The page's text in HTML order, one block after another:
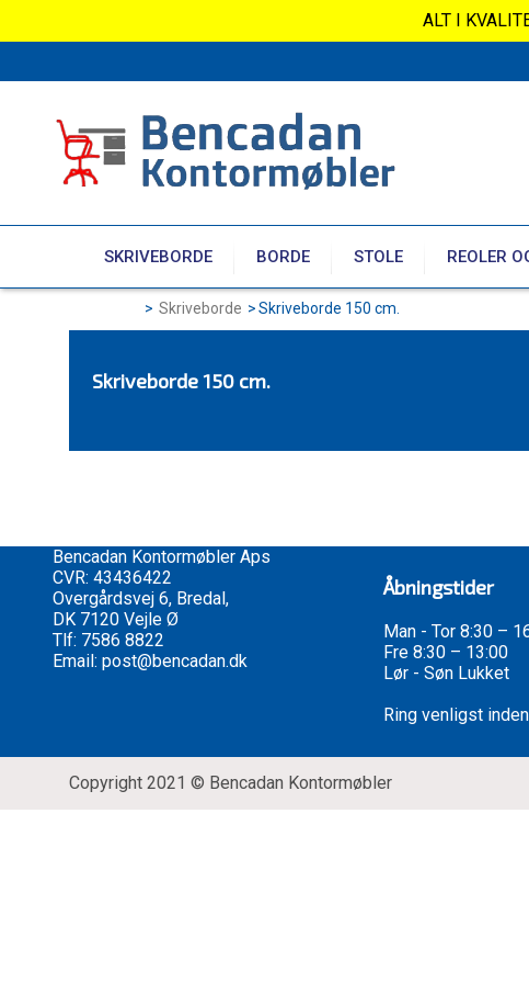
ALT I
SKRIVEBORDE BORDE STOLE REOLER
> Skriveborde >Skriveborde 150 cm.
Skriveborde 150 cm.
Bencadan Kontormøbler Aps
CVR: 43436422
Overgårdsvej 6, Bredal,
DK 7120 Vejle Ø
Tlf: 7586 8822
Email: post@bencadan.dk
Åbningstider
Man - Tor 8:30 –
Fre 8:30 – 13:00
Lør - Søn Lukket
Ring venligst
Copyright 2021 © Bencadan Kontormøbler